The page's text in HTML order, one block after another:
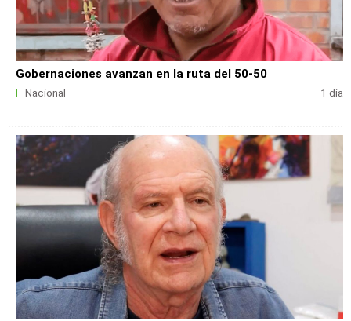
Gobernaciones avanzan en la ruta del 50-50
Nacional 1 día